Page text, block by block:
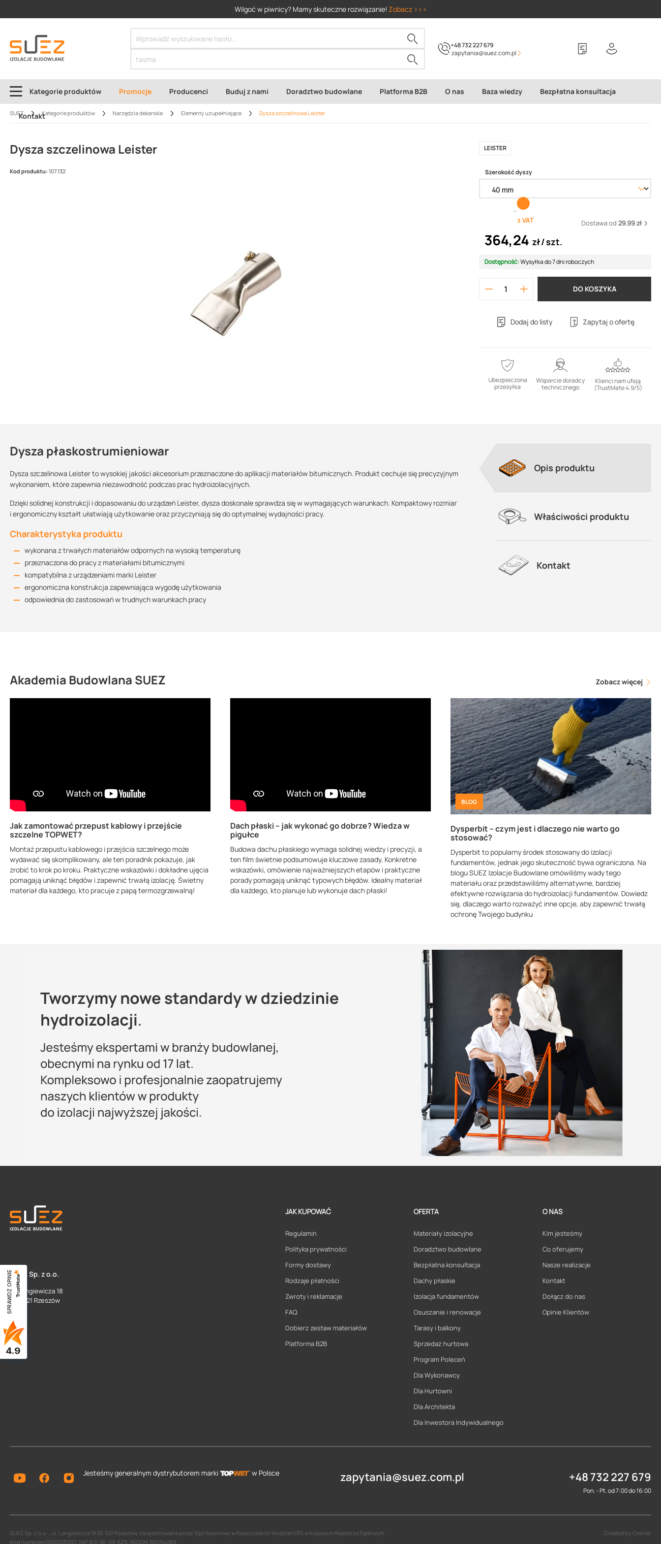
Wilgoć w piwnicy? Mamy skuteczne rozwiązanie! Zobacz >>>
+48 732 227 679
zapytania@suez.com.pl
Kategorie produktów Promocje Producenci Buduj z nami Doradztwo budowlane Platforma B2B O nas Baza wiedzy Bezpłatna konsultacja
Kontakt
SUEZ Kategorie produktów Narzędzia dekarskie Elementy uzupełniające Dysza szczelinowa Leister
Dysza szczelinowa Leister LEISTER
Kod produktu: 107.132 Szerokość dyszy
z VAT Dostawa od 29.99 zł
364,24 zł szt.
Dostępność:Wysyłka do 7 dni roboczych
DO KOSZYKA
Dodaj do listy Zapytaj o ofertę
Ubezpieczona
przesyłka
Wsparcie doradcy
technicznego
Klienci nam ufają
(TrustMate 4.9/5)
Dysza płaskostrumieniowar
Dysza szczelinowa Leister to wysokiej jakości akcesorium przeznaczone do aplikacji materiałów bitumicznych. Produkt cechuje się precyzyjnym
wykonaniem, które zapewnia niezawodność podczas prac hydroizolacyjnych.
Dzięki solidnej konstrukcji i dopasowaniu do urządzeń Leister, dysza doskonale sprawdza się w wymagających warunkach. Kompaktowy rozmiar
i ergonomiczny kształt ułatwiają użytkowanie oraz przyczyniają się do optymalnej wydajności pracy.
Charakterystyka produktu
wykonana z trwałych materiałów odpornych na wysoką temperaturę
przeznaczona do pracy z materiałami bitumicznymi
kompatybilna z urządzeniami marki Leister
ergonomiczna konstrukcja zapewniająca wygodę użytkowania
odpowiednia do zastosowań w trudnych warunkach pracy
Sprzedajemy na:
sztuki
Podlega zwrotowi?:
tak
Kontakt
Maszy pytania lub wątpliwości?
Skontaktuj się z nami
Opis produktu
Właściwości produktu
Kontakt
Akademia Budowlana SUEZ Zobacz więcej
Jak zamontować przepust kablowy i przejście
szczelne TOPWET?
Montaż przepustu kablowego i przejścia szczelnego może
wydawać się skomplikowany, ale ten poradnik pokazuje, jak
zrobić to krok po kroku. Praktyczne wskazówki i dokładne ujęcia
pomagają uniknąć błędów i zapewnić trwałą izolację. Świetny
materiał dla każdego, kto pracuje z papą termozgrzewalną!
Dach płaski – jak wykonać go dobrze? Wiedza w
pigułce
Budowa dachu płaskiego wymaga solidnej wiedzy i precyzji, a
ten film świetnie podsumowuje kluczowe zasady. Konkretne
wskazówki, omówienie najważniejszych etapów i praktyczne
porady pomagają uniknąć typowych błędów. Idealny materiał
dla każdego, kto planuje lub wykonuje dach płaski!
BLOG
Dysperbit – czym jest i dlaczego nie warto go
stosować?
Dysperbit to popularny środek stosowany do izolacji
fundamentów, jednak jego skuteczność bywa ograniczona. Na
blogu SUEZ Izolacje Budowlane omówiliśmy wady tego
materiału oraz przedstawiliśmy alternatywne, bardziej
efektywne rozwiązania do hydroizolacji fundamentów. Dowiedz
się, dlaczego warto rozważyć inne opcje, aby zapewnić trwałą
ochronę Twojego budynku
SUEZ Sp. z o.o.
ul. Langiewicza 18
35 - 021 Rzeszów
JAK KUPOWAĆ
Regulamin
Polityka prywatności
Formy dostawy
Rodzaje płatności
Zwroty i reklamacje
FAQ
Dobierz zestaw materiałów
Platforma B2B
OFERTA
Materiały izolacyjne
Doradztwo budowlane
Bezpłatna konsultacja
Dachy płaskie
Izolacja fundamentów
Osuszanie i renowacje
Tarasy i balkony
Sprzedaż hurtowa
Program Poleceń
Dla Wykonawcy
Dla Hurtowni
Dla Architekta
Dla Inwestora Indywidualnego
O NAS
Kim jesteśmy
Co oferujemy
Nasze realizacje
Kontakt
Dołącz do nas
Opinie Klientów
Jesteśmy generalnym dystrybutorem marki w Polsce zapytania@suez.com.pl +48 732 227 679
Pon. - Pt. od 7:00 do 16:00
SUEZ Sp. z o.o. , ul. Langiewicza 18 35-021 Rzeszów, zarejestrowana przez Sąd Rejonowy w Rzeszowie XII Wydział KRS w Krajowym Rejestrze Sądowym
pod numerem 0000535357, NIP 813-36-99-629, REGON 360344189.
Created by Crehler
SPRAWDŹ OPINIE
4.9